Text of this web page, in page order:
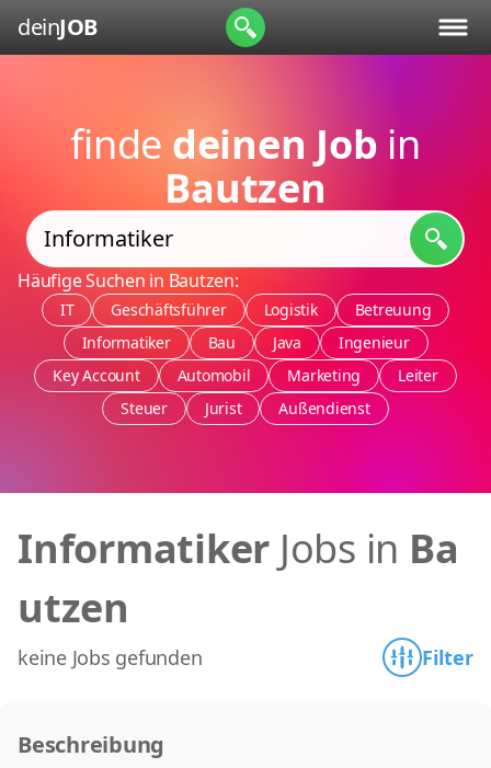
deinJOB
finde deinen Job in
Bautzen
Häufige Suchen in Bautzen:
IT Geschäftsführer Logistik
Betreuung
Informatiker
Bau Java
Ingenieur
Key Account
Automobil Marketing
Leiter
Steuer
Jurist Außendienst
Informatiker Jobs in Ba
utzen
keine Jobs gefunden Filter
Beschreibung